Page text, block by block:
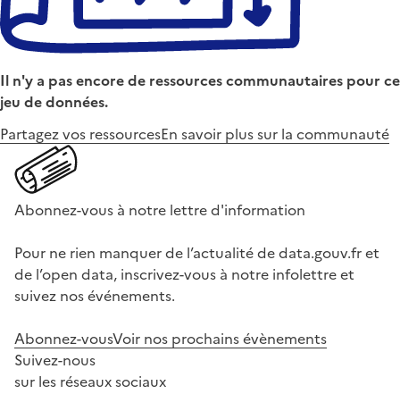
Il n'y a pas encore de ressources communautaires pour ce
jeu de données.
Partagez vos ressourcesEn savoir plus sur la communauté
Abonnez-vous à notre lettre d'information
Pour ne rien manquer de l’actualité de data.gouv.fr et
de l’open data, inscrivez-vous à notre infolettre et
suivez nos événements.
Abonnez-vousVoir nos prochains évènements
Suivez-nous
sur les réseaux sociaux